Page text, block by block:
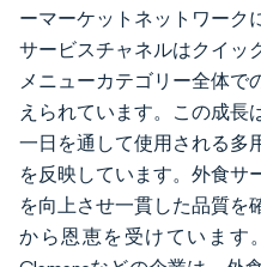
ーマーケットネットワーク
サービスチャネルはクイッ
メニューカテゴリー全体で
えられています。この成長
一日を通して使用される多
を反映しています。外食サ
を向上させ一貫した品質を
から恩恵を受けています